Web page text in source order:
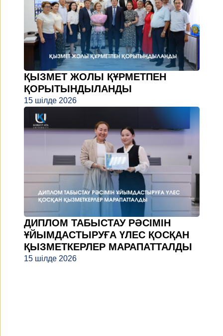
ҚЫЗМЕТ ЖОЛЫ ҚҰРМЕТПЕН
ҚОРЫТЫНДЫЛАНДЫ
15 шілде 2026
ДИПЛОМ ТАБЫСТАУ РӘСІМІН
ҰЙЫМДАСТЫРУҒА ҮЛЕС ҚОСҚАН
ҚЫЗМЕТКЕРЛЕР МАРАПАТТАЛДЫ
15 шілде 2026